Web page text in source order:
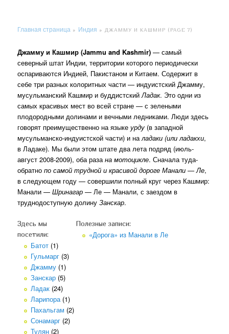
Главная страница » Индия » ДЖАММУ И КАШМИР (PAGE 7)
Джамму и Кашмир (Jammu and Kashmir) — самый
северный штат Индии, территории которого периодически
оспариваются Индией, Пакистаном и Китаем. Содержит в
себе три разных колоритных части — индуистский Джамму,
мусульманский Кашмир и буддистскийЛадак. Это одни из
самых красивых мест во всей стране — с зелеными
плодородными долинами и вечными ледниками. Люди здесь
говорят преимущественно на языкеурду (в западной
мусульманско-индуистской части) и наладаки (или ладакхи,
в Ладаке). Мы были этом штате два лета подряд (июль-
август 2008-2009), оба разана мотоцикле. Сначала туда-
обратнопо самой трудной и красивой дороге Манали — Ле,
в следующем году — совершили полный круг через Кашмир:
Манали —Шринагар — Ле — Манали, с заездом в
труднодоступную долинуЗанскар.
Здесь мы
посетили:
Батот (1)
Гульмарг (3)
Джамму (1)
Занскар (5)
Ладак (24)
Ларипора(1)
Пахальгам (2)
Сонамарг (2)
Тулян (2)
Полезные записи:
«Дорога» из Манали в Ле